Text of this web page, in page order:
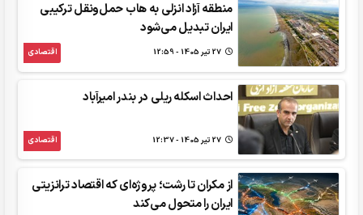
منطقه آزاد انزلی به هاب حمل‌ونقل ترکیبی
ایران تبدیل می‌شود
اقتصادی
احداث اسکله ریلی در بندر امیرآباد
اقتصادی
از مکران تا رشت؛ پروژه‌ای که اقتصاد ترانزیتی
ایران را متحول می‌کند